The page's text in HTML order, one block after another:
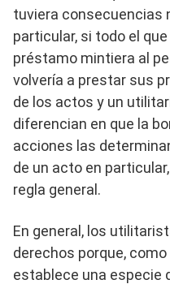
tuviera consecuencias
particular, si todo el
préstamo mintiera al
volvería a prestar sus
de los actos y un
diferencian en que la
acciones las
de un acto en
regla general.
En general, los
derechos porque,
establece una especie